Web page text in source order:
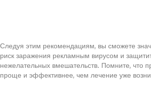
Следуя этим рекомендациям, вы сможете
риск заражения рекламным вирусом и
нежелательных вмешательств. Помните, что
проще и эффективнее, чем лечение уже